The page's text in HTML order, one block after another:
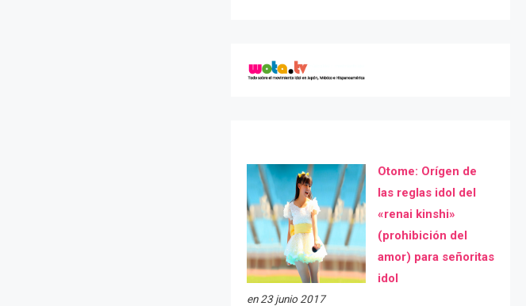
Otome: Orígen de
las reglas idol del
«renai kinshi»
(prohibición del
amor) para señoritas
idol
en 23 junio 2017